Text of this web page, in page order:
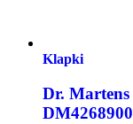
Klapki
Dr.